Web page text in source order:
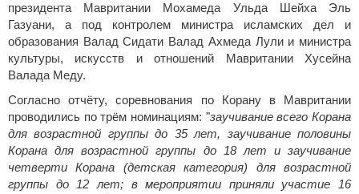
президента Мавритании Мохамеда Ульда Шейха Эль
Газуани, а под контролем министра исламских дел и
образования Валад Сидати Валад Ахмеда Лули и министра
культуры, искусств и отношений Мавритании Хусейна
Валада Меду.
Согласно отчёту, соревнования по Корану в Мавритании
проводились по трём номинациям: "заучивание всего Корана
для возрастной группы до 35 лет, заучивание половины
Корана для возрастной группы до 18 лет и заучивание
четверти Корана (детская категория) для возрастной
группы до 12 лет; в мероприятии приняли участие 16